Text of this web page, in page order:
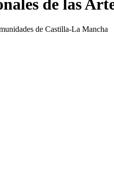
de las
de Castilla-La Mancha